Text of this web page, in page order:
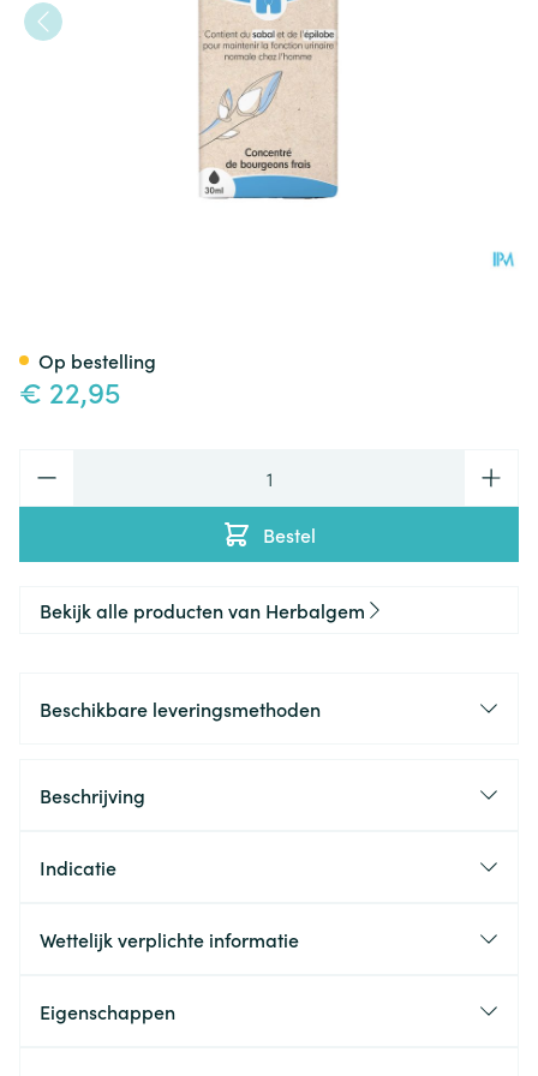
€ 22,95
Bestel
Op bestelling
Bekijk alle producten van Herbalgem
Beschikbare leveringsmethoden
Beschrijving
Indicatie
Wettelijk verplichte informatie
Eigenschappen